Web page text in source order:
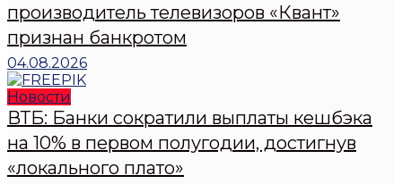
производитель телевизоров «Квант»
признан банкротом
04.08.2026
Новости
ВТБ: Банки сократили выплаты кешбэка
на 10% в первом полугодии, достигнув
«локального плато»